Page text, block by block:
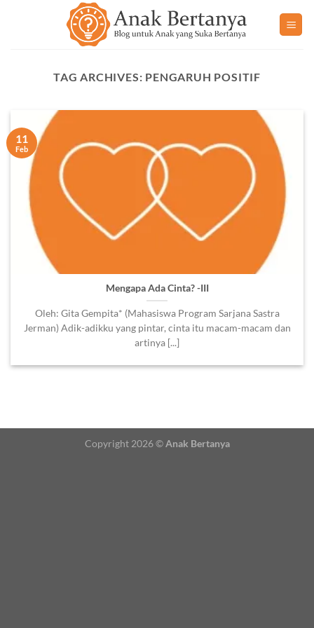
TAG ARCHIVES: PENGARUH POSITIF
Mengapa Ada Cinta? -III
Oleh: Gita Gempita* (Mahasiswa Program Sarjana Sastra
Jerman) Adik-adikku yang pintar, cinta itu macam-macam dan
artinya [...]
11
Feb
Copyright 2026 ©Anak Bertanya